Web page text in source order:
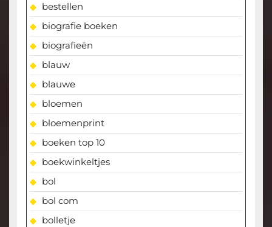
bestellen
biografie boeken
biografieën
blauw
blauwe
bloemen
bloemenprint
boeken top 10
boekwinkeltjes
bol
bol com
bolletje